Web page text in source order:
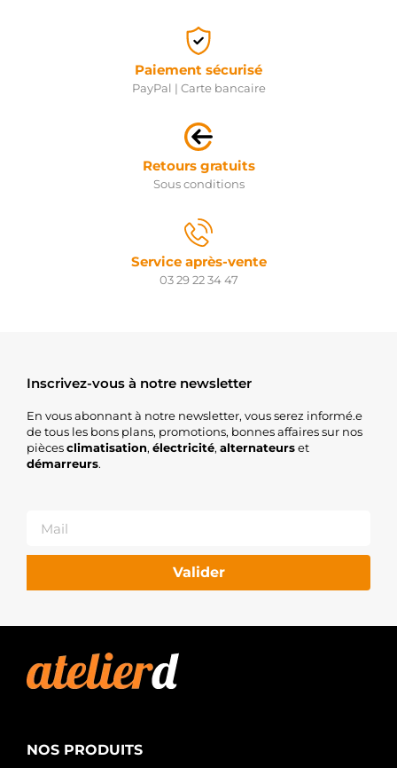
Paiement sécurisé
PayPal | Carte bancaire
Retours gratuits
Sous conditions
Service après-vente
03 29 22 34 47
Inscrivez-vous à notre newsletter
En vous abonnant à notre newsletter, vous serez informé.e
de tous les bons plans, promotions, bonnes affaires sur nos
piècesclimatisation, électricité, alternateurset
démarreurs.
Valider
NOS PRODUITS